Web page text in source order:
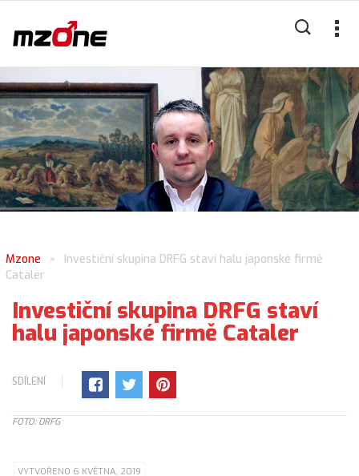
Mzone >
Investiční skupina DRFG staví halu japonské firmě
Cataler
Investiční skupina DRFG staví
halu japonské firmě Cataler
SDÍLENÍ
FOTO: DRFG
VYTVOŘENO 6 KVĚTNA, 2019